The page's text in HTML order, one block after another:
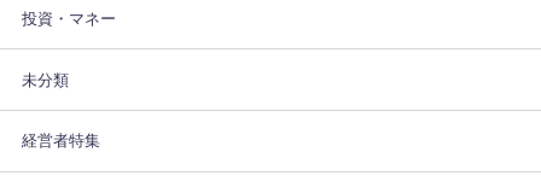
投資・マネー
未分類
経営者特集